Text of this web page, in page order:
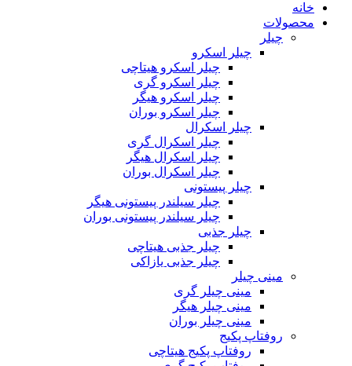
خانه
محصولات
چیلر
چیلر اسکرو
چیلر اسکرو هیتاچی
چیلر اسکرو گری
چیلر اسکرو هیگر
چیلر اسکرو بوران
چیلر اسکرال
چیلر اسکرال گری
چیلر اسکرال هیگر
چیلر اسکرال بوران
چیلر پیستونی
چیلر سیلندر پیستونی هیگر
چیلر سیلندر پیستونی بوران
چیلر جذبی
چیلر جذبی هیتاچی
چیلر جذبی یازاکی
مینی چیلر
مینی چیلر گری
مینی چیلر هیگر
مینی چیلر بوران
روفتاپ پکیج
روفتاپ پکیج هیتاچی